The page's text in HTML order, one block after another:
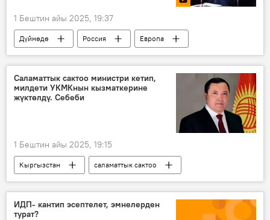
1 Бештин айы 2025, 19:37
Дүйнөдө Россия
Европа
Маргарита Симоньян
Геосаясат
Саламаттык сактоо министри кетип,
милдети УКМКнын кызматкерине
жүктөлдү. Себеби
1 Бештин айы 2025, 19:15
Кыргызстан
саламаттык сактоо
УКМК
Дайырбек Орунбеков
коррупция
ИДП- кантип эсептелет, эмнелерден
турат?